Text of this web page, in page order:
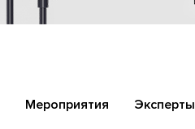
Мероприятия Эксперты